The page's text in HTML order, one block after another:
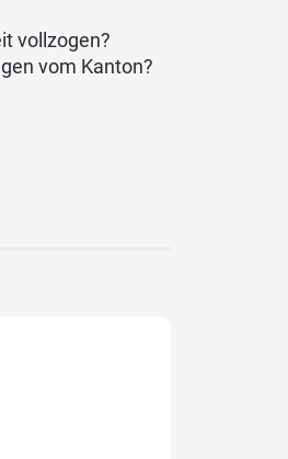
vollzogen?
vom Kanton?